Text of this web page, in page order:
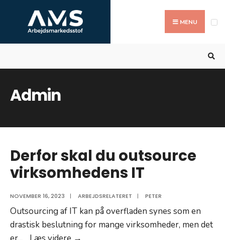
MENU
Admin
Derfor skal du outsource
virksomhedens IT
NOVEMBER 16, 2023 | ARBEJDSRELATERET | PETER
Outsourcing af IT kan på overfladen synes som en
drastisk beslutning for mange virksomheder, men det
for: